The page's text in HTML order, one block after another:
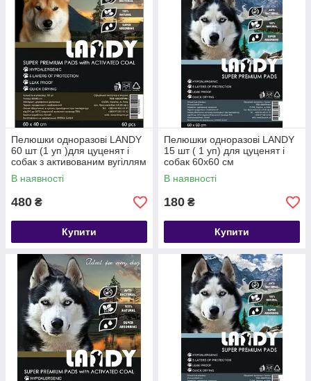
Пелюшки одноразові LANDY
60 шт (1 уп )для цуценят і
собак з активованим вугіллям
40х60 см
В наявності
480 ₴
Купити
Пелюшки одноразові LANDY
15 шт ( 1 уп) для цуценят і
собак 60х60 см
В наявності
180 ₴
Купити